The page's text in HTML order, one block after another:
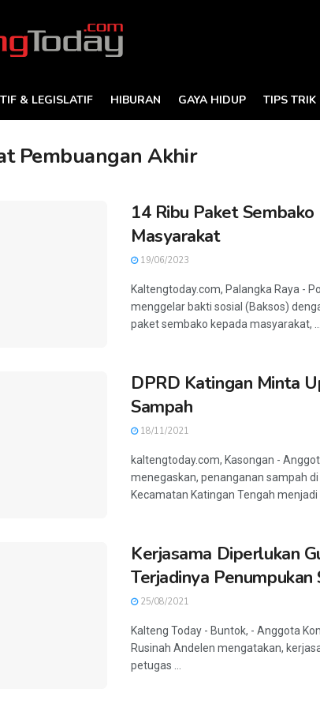
& LEGISLATIF HIBURAN GAYA HIDUP TIPS TRIK
Pembuangan Akhir
14 Ribu Paket
Masyarakat
19/06/2023
Kaltengtoday.com, Palangka Raya -
menggelar bakti sosial (Baksos)
paket sembako kepada masyarakat, ...
DPRD Katingan Minta
Sampah
18/11/2021
kaltengtoday.com, Kasongan -
menegaskan, penanganan sampah
Kecamatan Katingan Tengah menjadi
Kerjasama Diperlukan
Terjadinya Penumpukan
25/08/2021
Kalteng Today - Buntok, - Anggota
Rusinah Andelen mengatakan,
petugas ...